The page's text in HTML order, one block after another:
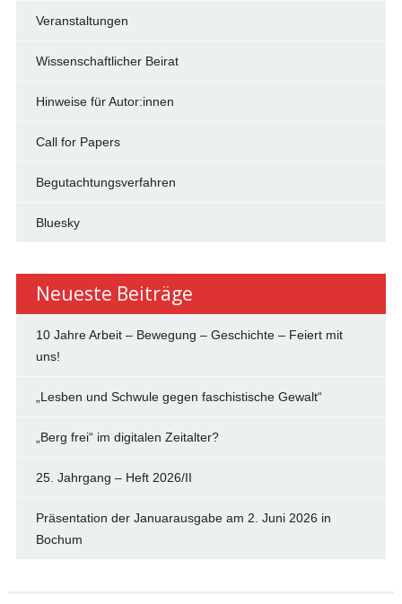
Veranstaltungen
Wissenschaftlicher Beirat
Hinweise für Autor:innen
Call for Papers
Begutachtungsverfahren
Bluesky
Neueste Beiträge
10 Jahre Arbeit – Bewegung – Geschichte – Feiert mit
uns!
„Lesben und Schwule gegen faschistische Gewalt“
„Berg frei“ im digitalen Zeitalter?
25. Jahrgang – Heft 2026/II
Präsentation der Januarausgabe am 2. Juni 2026 in
Bochum